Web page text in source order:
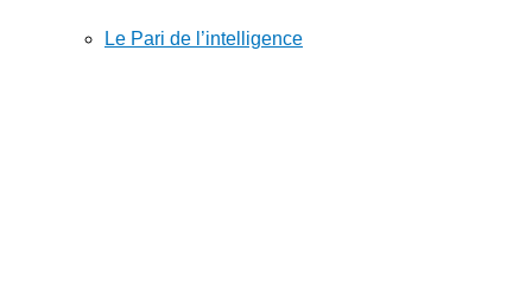
Le Pari de l’intelligence